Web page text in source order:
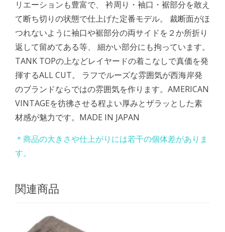
リエーションも豊富で、 衿周り・袖口・裾部分を敢え
て断ち切りの状態で仕上げた定番モデル。 裁断面がほ
つれないように袖口や裾部分の両サイドを２か所折り
返して留めてある等、 細かい部分にも拘っています。
TANK TOPの上などレイヤードの着こなしで真価を発
揮するALL CUT。 ラフでルーズな雰囲気が西海岸発
のブランドならではの雰囲気を作ります。AMERICAN
VINTAGEを彷彿させる程よい厚みとザラッとした素
材感が魅力です。MADE IN JAPAN
＊商品の大きさや仕上がりには若干の個体差がありま
す。
関連商品